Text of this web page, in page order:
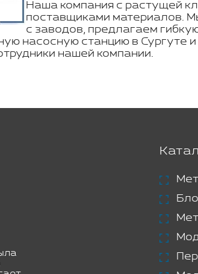
Наша компания с растущей
поставщиками материалов.
с заводов, предлагаем
насосную станцию в Сургуте
нашей компании.